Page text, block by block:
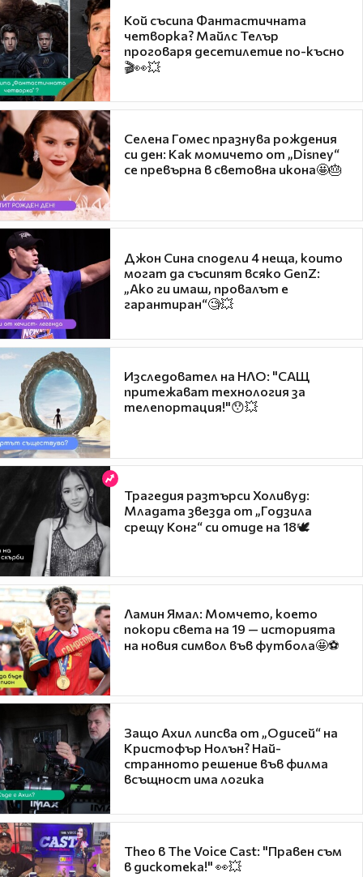
Кой съсипа Фантастичната
четворка? Майлс Телър
проговаря десетилетие по-късно
🎬👀💥
Селена Гомес празнува рождения
си ден: Как момичето от „Disney“
се превърна в световна икона🤩🎂
Джон Сина сподели 4 неща, които
могат да съсипят всяко GenZ:
„Ако ги имаш, провалът е
гарантиран“🧐💥
Изследовател на НЛО: "САЩ
притежават технология за
телепортация!"😯💥
Трагедия разтърси Холивуд:
Младата звезда от „Годзила
срещу Конг“ си отиде на 18🕊️
Ламин Ямал: Момчето, което
покори света на 19 — историята
на новия символ във футбола🤩⚽
Защо Ахил липсва от „Одисей“ на
Кристофър Нолън? Най-
странното решение във филма
всъщност има логика
Theo в The Voice Cast: "Правен съм
в дискотека!" 👀💥